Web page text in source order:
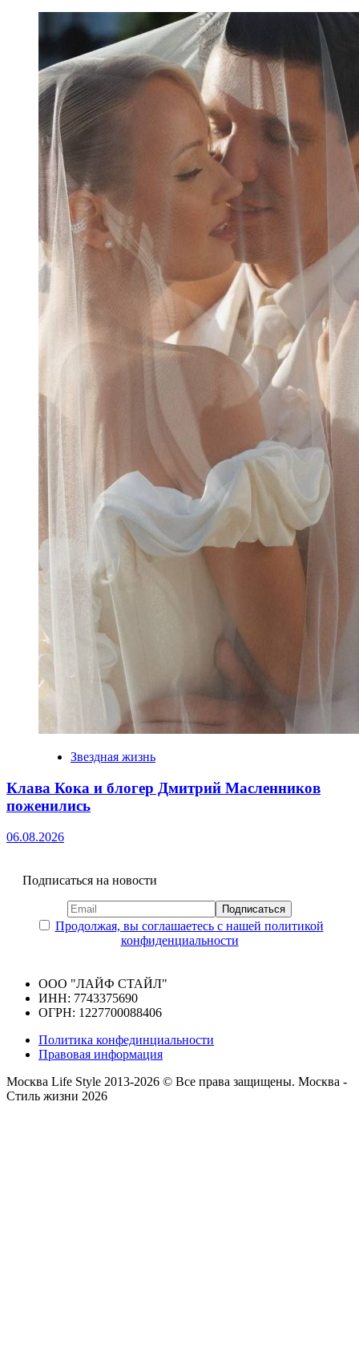
Звездная жизнь
Клава Кока и блогер Дмитрий Масленников
поженились
06.08.2026
Подписаться на новости
Продолжая, вы соглашаетесь с нашей политикой
конфиденциальности
ООО "ЛАЙФ СТАЙЛ"
ИНН: 7743375690
ОГРН: 1227700088406
Политика конфединциальности
Правовая информация
Москва Life Style 2013-2026 © Все права защищены. Москва -
Стиль жизни 2026